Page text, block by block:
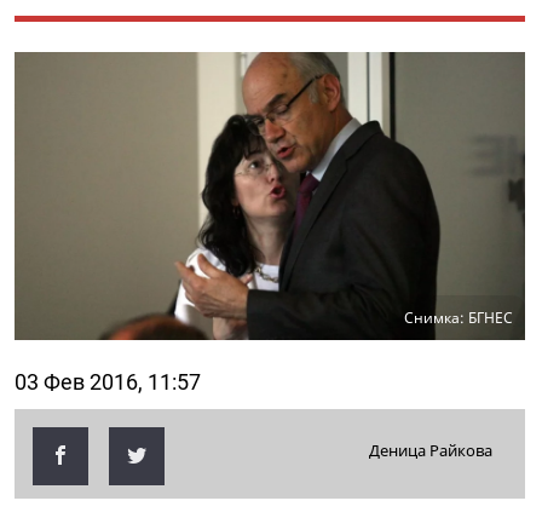
Снимка: БГНЕС
03 Фев 2016, 11:57
Деница Райкова